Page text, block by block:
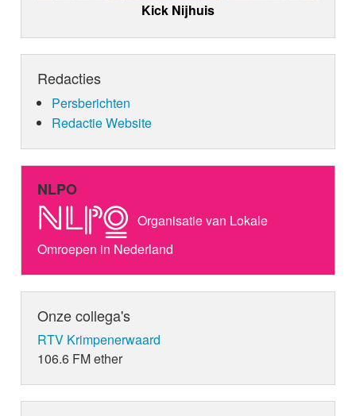
Kick Nijhuis
Redacties
Persberichten
Redactie Website
NLPO
Organisatie van Lokale
Omroepen in Nederland
Onze collega's
RTV Krimpenerwaard
106.6 FM ether